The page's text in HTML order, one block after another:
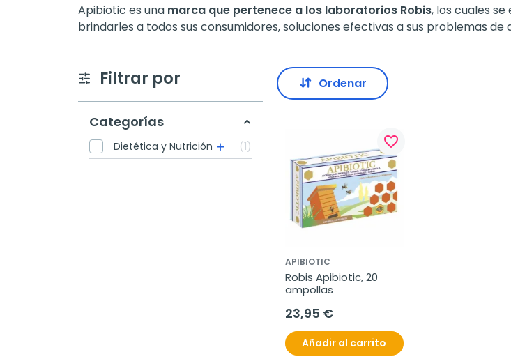
Apibiotic es una marca que pertenece a los laboratorios Robis, los cuales
brindarles a todos sus consumidores, soluciones efectivas a sus problemas
Filtrar por
Categorías
Dietética y Nutrición 1
Ordenar
favorite_border
APIBIOTIC
Robis Apibiotic, 20
ampollas
23,95 €
Añadir al carrito